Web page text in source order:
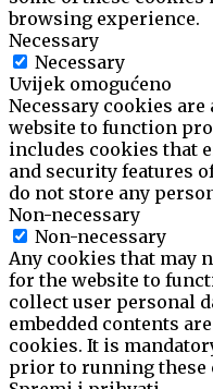
browsing experience.
Necessary
Necessary
Uvijek omogućeno
Necessary cookies
website to function
includes cookies that
and security features
do not store any
Non-necessary
Non-necessary
Any cookies that may
for the website to
collect user personal
embedded contents
cookies. It is
prior to running these